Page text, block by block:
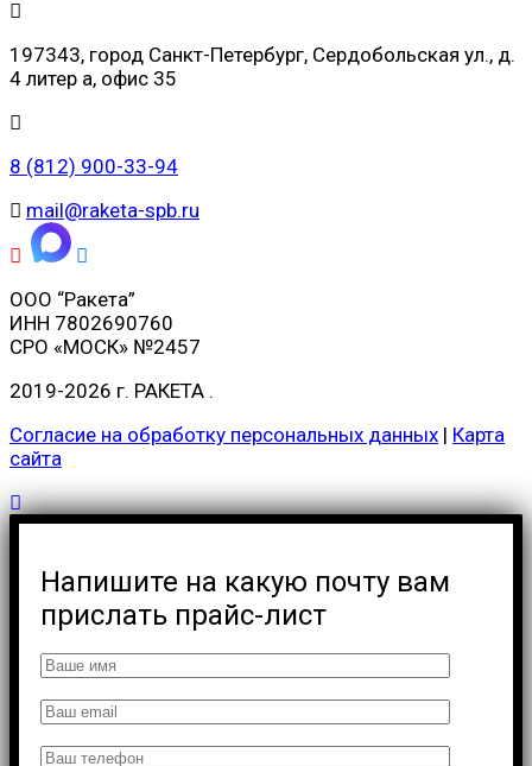
197343, город Санкт-Петербург, Сердобольская ул., д.
4 литер а, офис 35
8 (812) 900-33-94
mail@raketa-spb.ru
ООО “Ракета”
ИНН 7802690760
СРО «МОСК» №2457
2019-2026 г. РАКЕТА .
Согласие на обработку персональных данных | Карта
сайта
Напишите на какую почту вам
прислать прайс-лист